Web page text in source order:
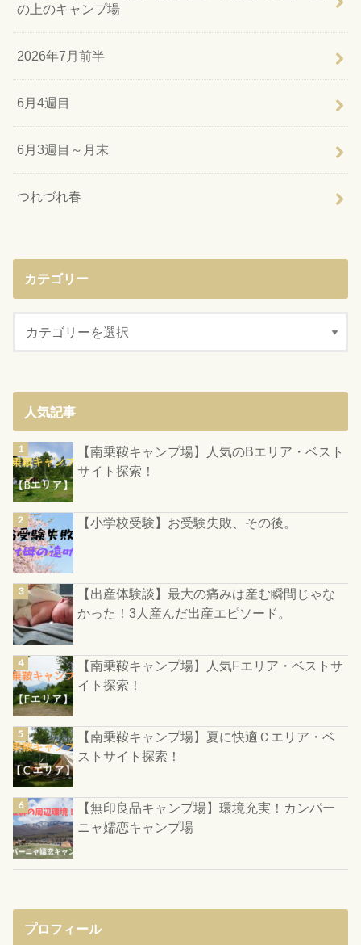
の上のキャンプ場
2026年7月前半
6月4週目
6月3週目～月末
つれづれ春
カテゴリー
人気記事
【南乗鞍キャンプ場】人気のBエリア・ベスト
サイト探索！
【小学校受験】お受験失敗、その後。
【出産体験談】最大の痛みは産む瞬間じゃな
かった！3人産んだ出産エピソード。
【南乗鞍キャンプ場】人気Fエリア・ベストサ
イト探索！
【南乗鞍キャンプ場】夏に快適Ｃエリア・ベ
ストサイト探索！
【無印良品キャンプ場】環境充実！カンパー
ニャ嬬恋キャンプ場
プロフィール